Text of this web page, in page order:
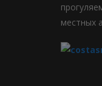
местных